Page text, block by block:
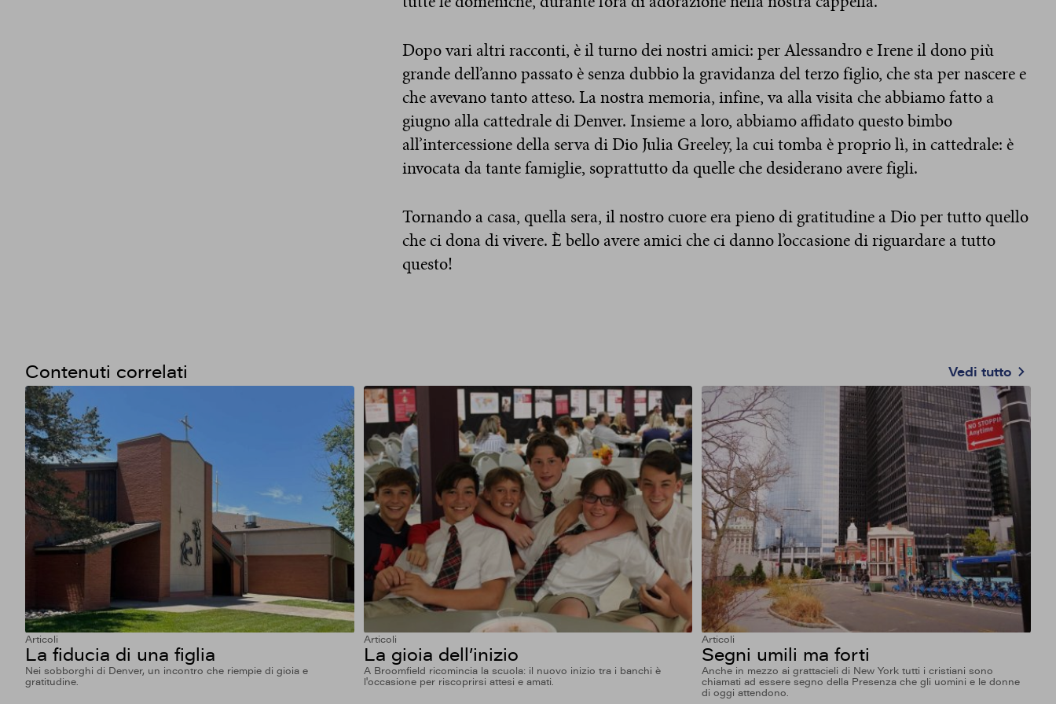
Dopo vari altri racconti, è il turno dei nostri amici: per Alessandro e Irene il dono più
grande dell’anno passato è senza dubbio la gravidanza del terzo figlio, che sta per nascere e
che avevano tanto atteso. La nostra memoria, infine, va alla visita che abbiamo fatto a
giugno alla cattedrale di Denver. Insieme a loro, abbiamo affidato questo bimbo
all’intercessione della serva di Dio Julia Greeley, la cui tomba è proprio lì, in cattedrale: è
invocata da tante famiglie, soprattutto da quelle che desiderano avere figli.
Tornando a casa, quella sera, il nostro cuore era pieno di gratitudine a Dio per tutto quello
che ci dona di vivere. È bello avere amici che ci danno l’occasione di riguardare a tutto
questo!
Contenuti correlati Vedi tutto
Articoli
La fiducia di una figlia
Nei sobborghi di Denver, un incontro che riempie di gioia e
gratitudine.
Articoli
La gioia dell’inizio
A Broomfield ricomincia la scuola: il nuovo inizio tra i banchi è
l'occasione per riscoprirsi attesi e amati.
Articoli
Segni umili ma forti
Anche in mezzo ai grattacieli di New York tutti i cristiani sono
chiamati ad essere segno della Presenza che gli uomini e le donne
di oggi attendono.